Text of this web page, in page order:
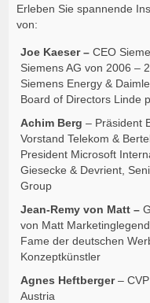
Erleben Sie spannende
von:
Joe Kaeser –CEO
Siemens AG von 2006 –
Siemens Energy &
Board of Directors Linde
Achim Berg – Präsident
Vorstand Telekom &
President Microsoft
Giesecke & Devrient,
Group
Jean-Remy von Matt –
von Matt
Fame der deutschen
Konzeptkünstler
Agnes Heftberger– CVP
Austria